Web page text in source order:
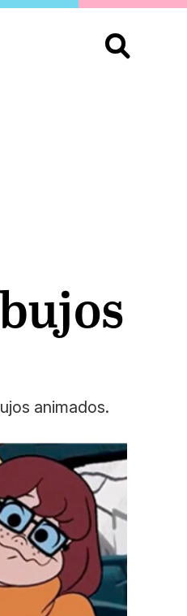
Buscar:
animados.